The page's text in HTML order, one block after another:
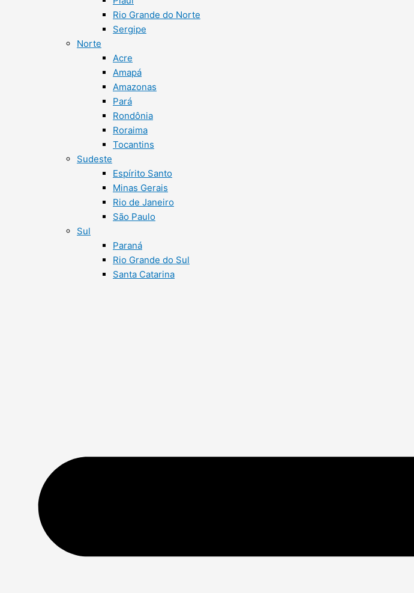
Rio Grande do Norte
Sergipe
Norte
Acre
Amapá
Amazonas
Pará
Rondônia
Roraima
Tocantins
Sudeste
Espírito Santo
Minas Gerais
Rio de Janeiro
São Paulo
Sul
Paraná
Rio Grande do Sul
Santa Catarina